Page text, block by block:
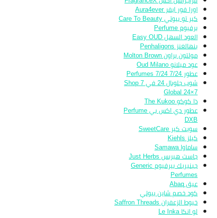
اورا فور ايفر Aura4ever
كير تو بيوتي Care To Beauty
برفيوم Perfume
العود السهل Easy OUD
بنهالغنز Penhaligons
مولتون براون Molton Brown
عود ميلانو Oud Milano
عطور 7/24 7/24 Perfumes
شوب جلوبال 24 في 7 Shop
Global 24×7
ذا كوكو The Kukoo
عطور دي اكس بي Perfume
DXB
سويت كير SweetCare
كيلز Kiehls
ساماوا Samawa
جاست هيربس Just Herbs
جينيريك بيرفيوم Generic
Perfumes
عبق Abaq
كود خصم شاين بيوتي
خيوط الزعفران Saffron Threads
لو انكا Le Inka